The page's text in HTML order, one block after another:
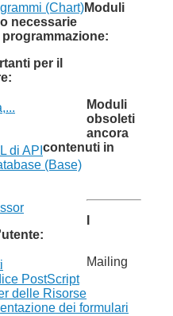
(Chart)Moduli
necessarie
per il
di API
(Base)
PostScript
delle Risorse
dei formulari
Moduli
obsoleti
ancora
contenuti in
Mailing